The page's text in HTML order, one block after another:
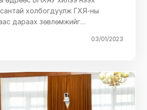
холбогдуулж ГХЯ-ны
дараах зөвлөмжийг…
03/01/2023